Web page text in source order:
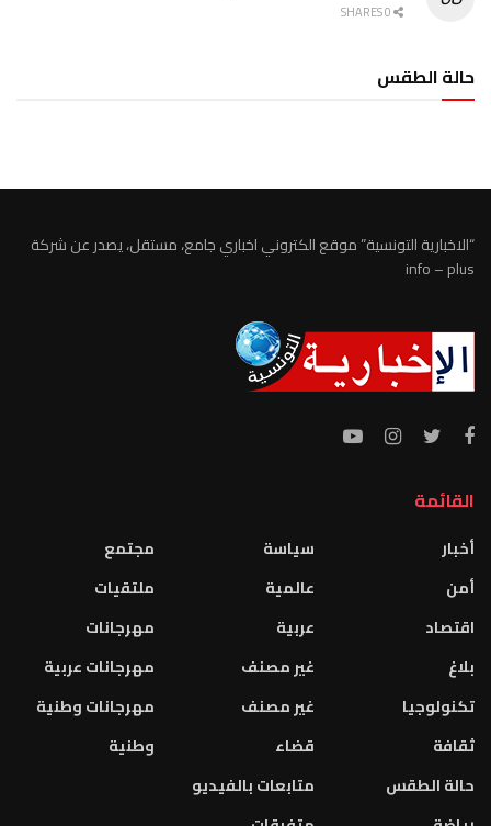
حالة الطقس
“الاخبارية التونسية” موقع الكتروني اخباري جامع، مستقل، يصدر عن شركة
info – plus
القائمة
أخبار
أمن
اقتصاد
بلاغ
تكنولوجيا
ثقافة
حالة الطقس
سياسة
عالمية
عربية
غير مصنف
غير مصنف
قضاء
متابعات بالفيديو
مجتمع
ملتقيات
مهرجانات
مهرجانات عربية
مهرجانات وطنية
وطنية